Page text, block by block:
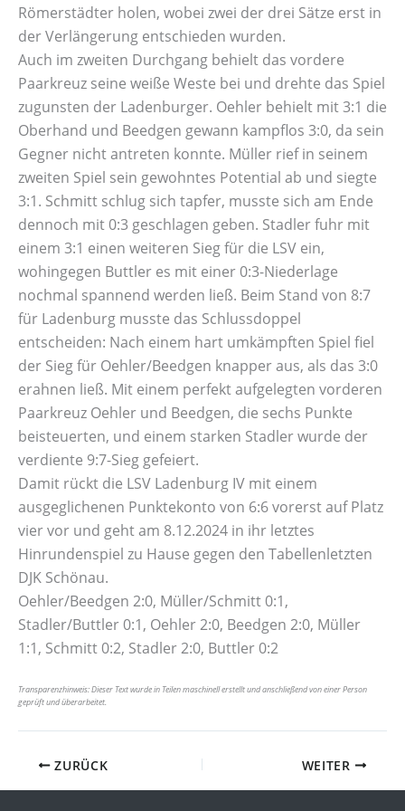
Römerstädter holen, wobei zwei der drei Sätze erst in
der Verlängerung entschieden wurden.
Auch im zweiten Durchgang behielt das vordere
Paarkreuz seine weiße Weste bei und drehte das Spiel
zugunsten der Ladenburger. Oehler behielt mit 3:1 die
Oberhand und Beedgen gewann kampflos 3:0, da sein
Gegner nicht antreten konnte. Müller rief in seinem
zweiten Spiel sein gewohntes Potential ab und siegte
3:1. Schmitt schlug sich tapfer, musste sich am Ende
dennoch mit 0:3 geschlagen geben. Stadler fuhr mit
einem 3:1 einen weiteren Sieg für die LSV ein,
wohingegen Buttler es mit einer 0:3-Niederlage
nochmal spannend werden ließ. Beim Stand von 8:7
für Ladenburg musste das Schlussdoppel
entscheiden: Nach einem hart umkämpften Spiel fiel
der Sieg für Oehler/Beedgen knapper aus, als das 3:0
erahnen ließ. Mit einem perfekt aufgelegten vorderen
Paarkreuz Oehler und Beedgen, die sechs Punkte
beisteuerten, und einem starken Stadler wurde der
verdiente 9:7-Sieg gefeiert.
Damit rückt die LSV Ladenburg IV mit einem
ausgeglichenen Punktekonto von 6:6 vorerst auf Platz
vier vor und geht am 8.12.2024 in ihr letztes
Hinrundenspiel zu Hause gegen den Tabellenletzten
DJK Schönau.
Oehler/Beedgen 2:0, Müller/Schmitt 0:1,
Stadler/Buttler 0:1, Oehler 2:0, Beedgen 2:0, Müller
1:1, Schmitt 0:2, Stadler 2:0, Buttler 0:2
Transparenzhinweis: Dieser Text wurde in Teilen maschinell erstellt und anschließend von einer Person
geprüft und überarbeitet.
ZURÜCK WEITER